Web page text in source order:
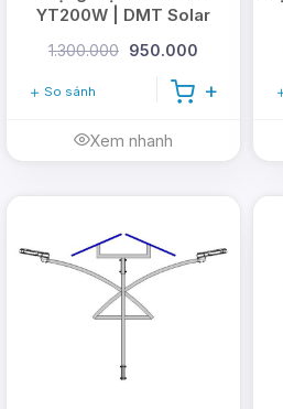
Đèn ốp trần năng lượng
YT200W | DMT Solar
1.300.000 950.000
So sánh
Xem nhanh